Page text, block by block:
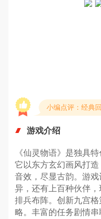
小编点评：经典
游戏介绍
《仙灵物语》是独具
它以东方玄幻画风打
音效，尽显古韵。游
异，还有上百种伙伴
排兵布阵。创新九宫
略。丰富的任务剧情